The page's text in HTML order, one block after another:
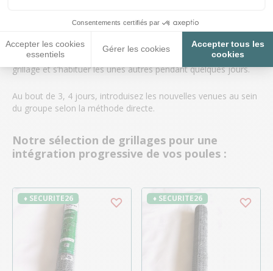
Consentements certifiés par
Accepter les cookies
essentiels
Gérer les cookies
Accepter tous les
cookies
Faites-en de même avec l’espace extérieur en rajoutant un
parc grillagé ou un enclos pour poules.
Vos poules pourront ainsi faire connaissance à travers le
grillage et s’habituer les unes autres pendant quelques jours.
Au bout de 3, 4 jours, introduisez les nouvelles venues au sein
du groupe selon la méthode directe.
Notre sélection de grillages pour une
intégration progressive de vos poules :
♦ SECURITE26 ♦ SECURITE26